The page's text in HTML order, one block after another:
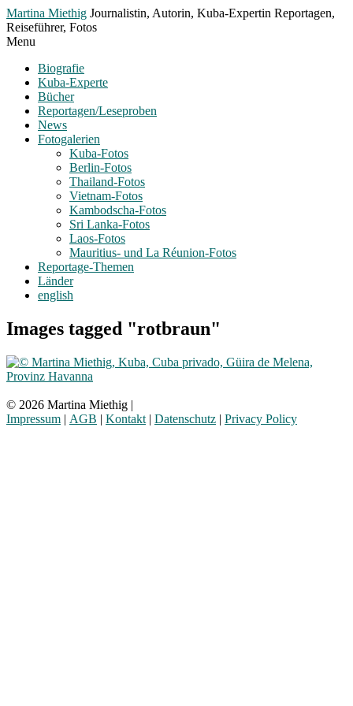
Toggle
Menu
Martina Miethig Journalistin, Autorin, Kuba-Expertin Reportagen,
Reiseführer, Fotos
Menu
Biografie
Kuba-Experte
Bücher
Reportagen/Leseproben
News
Fotogalerien
Kuba-Fotos
Berlin-Fotos
Thailand-Fotos
Vietnam-Fotos
Kambodscha-Fotos
Sri Lanka-Fotos
Laos-Fotos
Mauritius- und La Réunion-Fotos
Reportage-Themen
Länder
english
Images tagged "rotbraun"
© 2026 Martina Miethig |
Impressum | AGB | Kontakt | Datenschutz | Privacy Policy